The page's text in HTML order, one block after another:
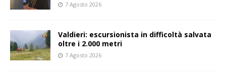
7 Agosto 2026
Valdieri: escursionista in difficoltà salvata
oltre i 2.000 metri
7 Agosto 2026